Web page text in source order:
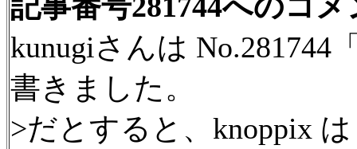
kunugiさんは No.281744
書きました。
>だとすると、knoppix